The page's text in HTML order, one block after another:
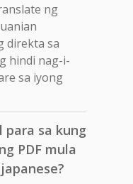
ng
direkta sa
hindi nag-i-
sa iyong
sa kung
PDF mula